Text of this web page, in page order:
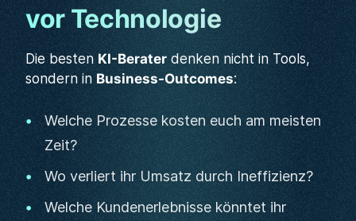
vor Technologie
Die besten KI-Berater denken nicht in Tools,
sondern in Business-Outcomes:
Welche Prozesse kosten euch am meisten
Zeit?
Wo verliert ihr Umsatz durch Ineffizienz?
Welche Kundenerlebnisse könntet ihr